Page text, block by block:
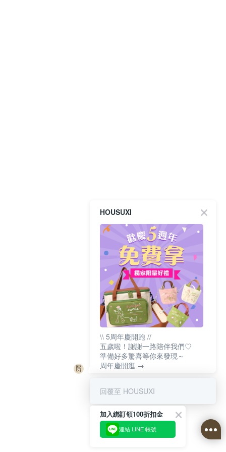
HOUSUXI
\\ 5周年慶開跑 //
五歲啦！謝謝一路陪伴我們♡
準備好多驚喜等你來發現～
周年慶開逛 →
回覆至 HOUSUXI
加入綁訂領100折扣金
連結 LINE 帳號